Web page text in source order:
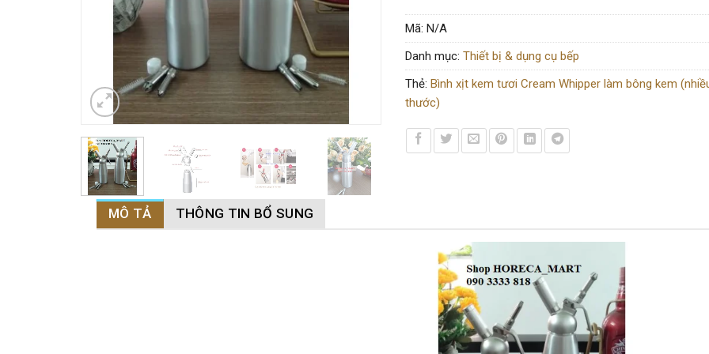
Mã: N/A
Danh mục: Thiết bị & dụng cụ bếp
Thẻ: Bình xịt kem tươi Cream Whipper làm bông kem
thước)
MÔ TẢ THÔNG TIN BỔ SUNG